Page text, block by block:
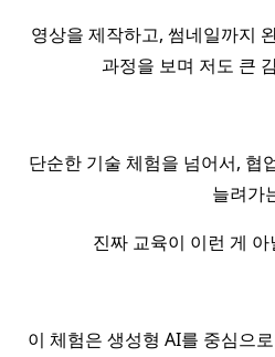
영상을 제작하고, 썸네일까지
과정을 보며 저도 큰
단순한 기술 체험을 넘어서, 협
늘려가
진짜 교육이 이런 게
이 체험은 생성형 AI를 중심으